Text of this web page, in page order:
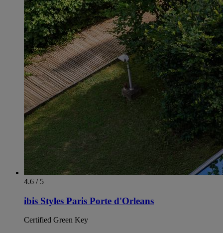
4.6 / 5
ibis Styles Paris Porte d'Orleans
Certified Green Key